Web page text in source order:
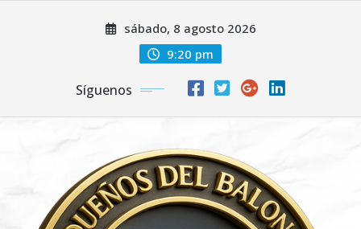
sábado, 8 agosto 2026
9:20 pm
Síguenos